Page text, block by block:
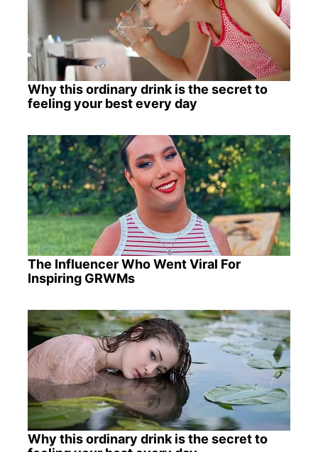
Why this ordinary drink is the secret to
feeling your best every day
The Influencer Who Went Viral For
Inspiring GRWMs
Why this ordinary drink is the secret to